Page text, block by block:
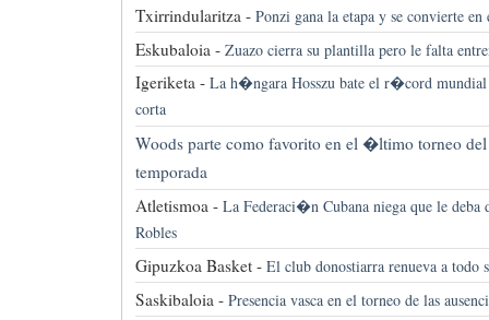
Txirrindularitza - Ponzi gana la etapa y se convierte
Eskubaloia - Zuazo cierra su plantilla pero le falta
Igeriketa - La h�ngara Hosszu bate el r�cord mundial
corta
Woods parte como favorito en el �ltimo torneo
temporada
Atletismoa - La Federaci�n Cubana niega que le deba
Robles
Gipuzkoa Basket - El club donostiarra renueva a
Saskibaloia - Presencia vasca en el torneo de las